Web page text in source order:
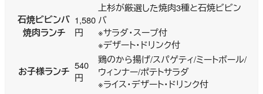
石焼ビビンバ
焼肉ランチ
1,580
円
上杉が厳選した焼肉3種と石焼ビビン
バ
※サラダ・スープ付
※デザート・ドリンク付
お子様ランチ 540
円
鶏のから揚げ/スパゲティ/ミートボール/
ウィンナー/ポテトサラダ
※ライス・デザート・ドリンク付